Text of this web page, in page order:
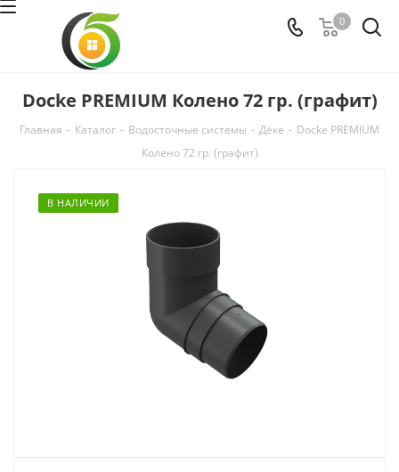
0
Docke PREMIUM Колено 72 гр. (графит)
Главная - Каталог - Водосточные системы - Дёке - Docke PREMIUM
Колено 72 гр. (графит)
В НАЛИЧИИ